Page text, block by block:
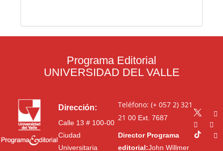
Programa Editorial
UNIVERSIDAD DEL VALLE
Dirección:
Calle 13 # 100-00
Ciudad
Universitaria
Teléfono: (+ 057 2) 321
21 00Ext. 7687
Director Programa
editorial:John Willmer